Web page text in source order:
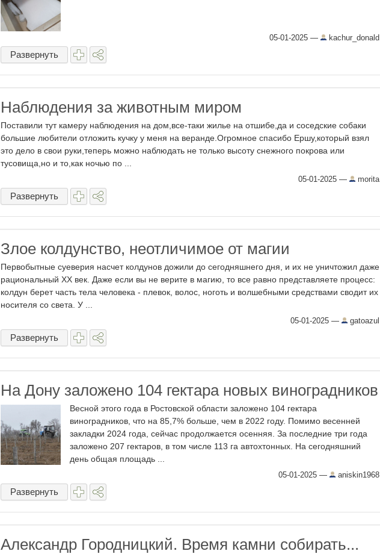
05-01-2025 — kachur_donald
Развернуть
Наблюдения за животным миром
Поставили тут камеру наблюдения на дом,все-таки жилье на отшибе,да и соседские собаки
большие любители отложить кучку у меня на веранде.Огромное спасибо Ершу,который взял
это дело в свои руки,теперь можно наблюдать не только высоту снежного покрова или
тусовища,но и то,как ночью по ...
05-01-2025 — morita
Развернуть
Злое колдунство, неотличимое от магии
Первобытные суеверия насчет колдунов дожили до сегодняшнего дня, и их не уничтожил даже
рациональный XX век. Даже если вы не верите в магию, то все равно представляете процесс:
колдун берет часть тела человека - плевок, волос, ноготь и волшебными средствами сводит их
носителя со света. У ...
05-01-2025 — gatoazul
Развернуть
На Дону заложено 104 гектара новых виноградников
Весной этого года в Ростовской области заложено 104 гектара
виноградников, что на 85,7% больше, чем в 2022 году. Помимо весенней
закладки 2024 года, сейчас продолжается осенняя. За последние три года
заложено 207 гектаров, в том числе 113 га автохтонных. На сегодняшний
день общая площадь ...
05-01-2025 — aniskin1968
Развернуть
Александр Городницкий. Время камни собирать...